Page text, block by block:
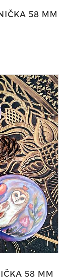
58 MM
58 MM